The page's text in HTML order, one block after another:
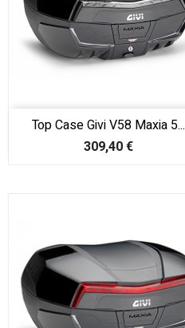
Top Case Givi V58 Maxia 5...
Prix
309,40 €